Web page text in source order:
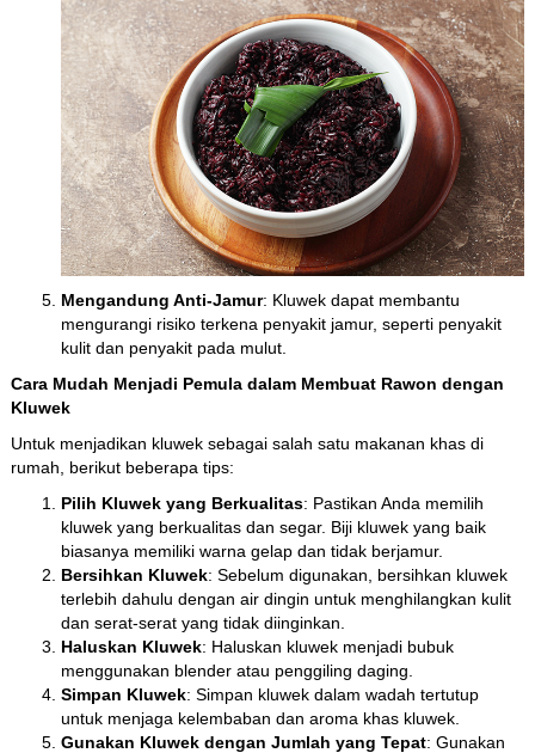
Mengandung Anti-Jamur: Kluwek dapat membantu
mengurangi risiko terkena penyakit jamur, seperti penyakit
kulit dan penyakit pada mulut.
Cara Mudah Menjadi Pemula dalam Membuat Rawon dengan
Kluwek
Untuk menjadikan kluwek sebagai salah satu makanan khas di
rumah, berikut beberapa tips:
Pilih Kluwek yang Berkualitas: Pastikan Anda memilih
kluwek yang berkualitas dan segar. Biji kluwek yang baik
biasanya memiliki warna gelap dan tidak berjamur.
Bersihkan Kluwek: Sebelum digunakan, bersihkan kluwek
terlebih dahulu dengan air dingin untuk menghilangkan kulit
dan serat-serat yang tidak diinginkan.
Haluskan Kluwek: Haluskan kluwek menjadi bubuk
menggunakan blender atau penggiling daging.
Simpan Kluwek: Simpan kluwek dalam wadah tertutup
untuk menjaga kelembaban dan aroma khas kluwek.
Gunakan Kluwek dengan Jumlah yang Tepat: Gunakan